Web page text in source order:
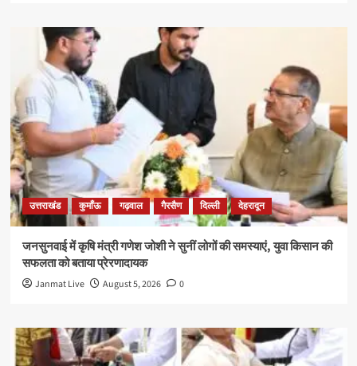
उत्तराखंड कुमाँऊ गढ़वाल गैरसैण दिल्ली देहरादून
जनसुनवाई में कृषि मंत्री गणेश जोशी ने सुनीं लोगों की समस्याएं, युवा किसान की
सफलता को बताया प्रेरणादायक
Janmat Live August 5, 2026 0